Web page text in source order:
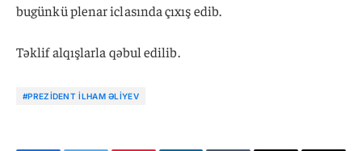
bugünkü plenar iclasında çıxış edib.
Təklif alqışlarla qəbul edilib.
#PREZIDENT İLHAM ƏLIYEV